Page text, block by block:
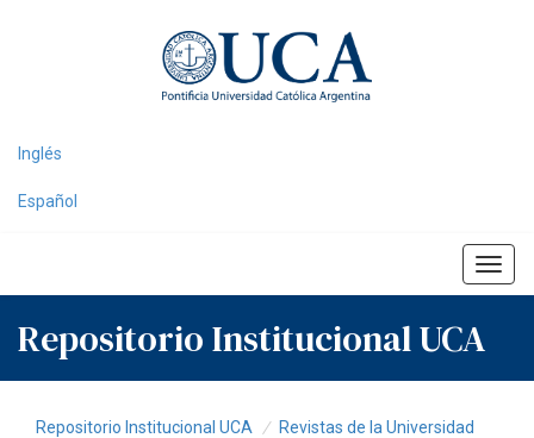
Inglés
Español
Repositorio Institucional UCA
Repositorio Institucional UCA
Revistas de la Universidad